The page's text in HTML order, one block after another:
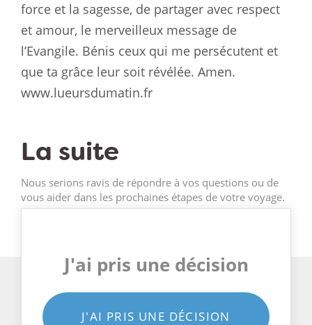
force et la sagesse, de partager avec respect
et amour, le merveilleux message de
l’Evangile. Bénis ceux qui me persécutent et
que ta grâce leur soit révélée. Amen.
www.lueursdumatin.fr
La suite
Nous serions ravis de répondre à vos questions ou de
vous aider dans les prochaines étapes de votre voyage.
J'ai pris une décision
J'AI PRIS UNE DÉCISION